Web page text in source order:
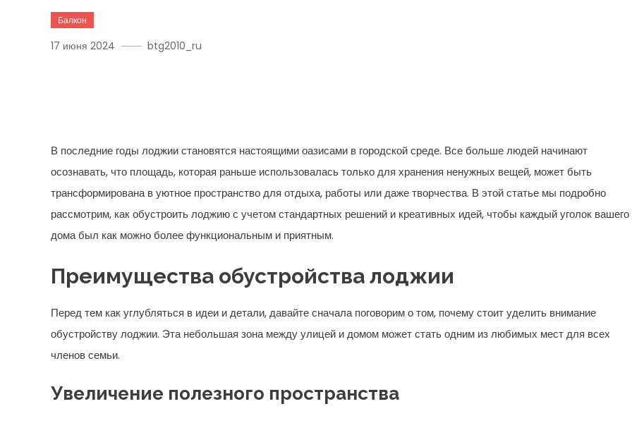
Балкон
17 июня 2024 btg2010_ru
В последние годы лоджии становятся настоящими оазисами в городской среде. Все больше людей начинают
осознавать, что площадь, которая раньше использовалась только для хранения ненужных вещей, может быть
трансформирована в уютное пространство для отдыха, работы или даже творчества. В этой статье мы подробно
рассмотрим, как обустроить лоджию с учетом стандартных решений и креативных идей, чтобы каждый уголок вашего
дома был как можно более функциональным и приятным.
Преимущества обустройства лоджии
Перед тем как углубляться в идеи и детали, давайте сначала поговорим о том, почему стоит уделить внимание
обустройству лоджии. Эта небольшая зона между улицей и домом может стать одним из любимых мест для всех
членов семьи.
Увеличение полезного пространства